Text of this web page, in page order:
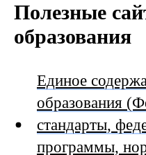
Полезные
образования
Единое
образования
стандарты,
программы,